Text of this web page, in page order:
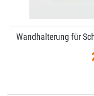
Wandhalterung für